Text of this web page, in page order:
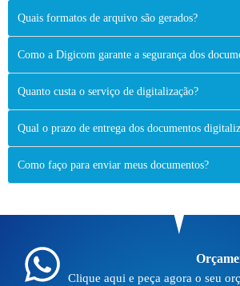
Quais formatos de arquivo são gerados?
Como a Digicom garante a segurança dos
Quanto custa o serviço de digitalização?
Qual o prazo de entrega dos documentos
Como faço para enviar meus documentos?
Clique aqui e peça agora o seu